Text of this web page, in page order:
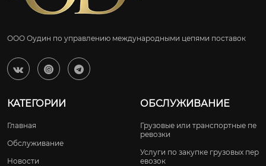
ООО Оудин по управлению международными цепями поставок
  
КАТЕГОРИИ
Главная
Обслуживание
Новости
ОБСЛУЖИВАНИЕ
Грузовые или транспортные пе
ревозки
Услуги по закупке грузовых пер
евозок